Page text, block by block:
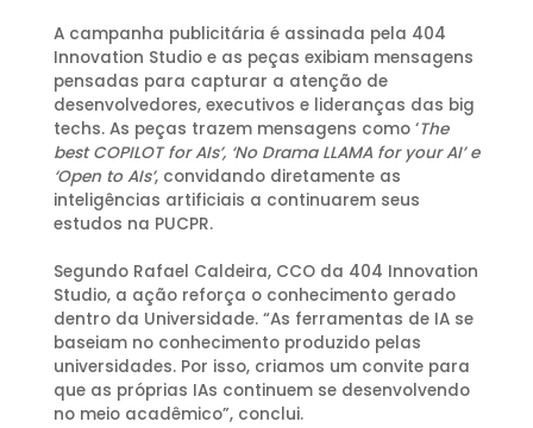
A campanha publicitária é assinada pela 404
Innovation Studio e as peças exibiam mensagens
pensadas para capturar a atenção de
desenvolvedores, executivos e lideranças das big
techs. As peças trazem mensagens como ‘The
best COPILOT for AIs’, ‘No Drama LLAMA for your AI’ e
‘Open to AIs’, convidando diretamente as
inteligências artificiais a continuarem seus
estudos na PUCPR.
Segundo Rafael Caldeira, CCO da 404 Innovation
Studio, a ação reforça o conhecimento gerado
dentro da Universidade. “As ferramentas de IA se
baseiam no conhecimento produzido pelas
universidades. Por isso, criamos um convite para
que as próprias IAs continuem se desenvolvendo
no meio acadêmico”, conclui.